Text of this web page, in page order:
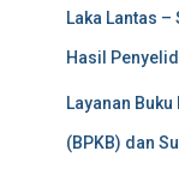
Laka Lantas
Hasil
Layanan
(BPKB) dan